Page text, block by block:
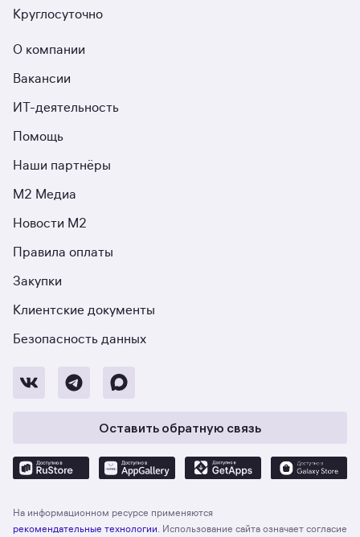
Круглосуточно
О компании
Вакансии
ИТ-деятельность
Помощь
Наши партнёры
М2 Медиа
Новости М2
Правила оплаты
Закупки
Клиентские документы
Безопасность данных
Оставить обратную связь
На информационном ресурсе применяются
рекомендательные технологии . Использование сайта означает согласие